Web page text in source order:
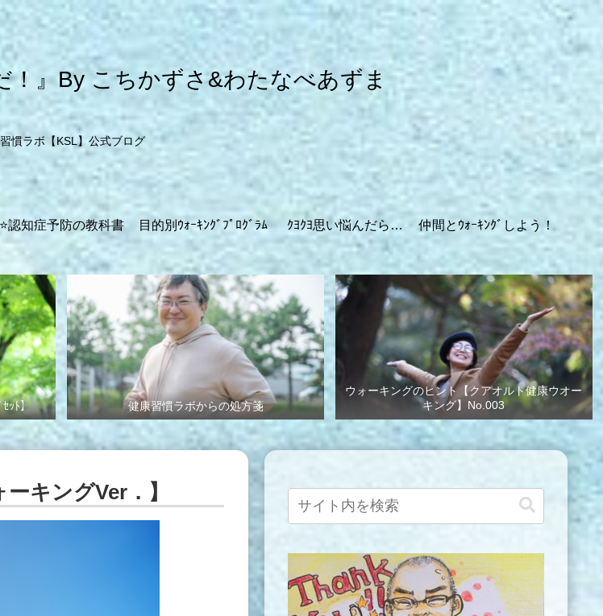
！』By こちかずさ&わたなべあずま
慣ラボ【KSL】公式ブログ
⭐️認知症予防の教科書 目的別ｳｫｰｷﾝｸﾞﾌﾟﾛｸﾞﾗﾑ ｸﾖｸﾖ思い悩んだら… 仲間とｳｫｰｷﾝｸﾞしよう！
ｾｯﾄ】 健康習慣ラボからの処方箋
ウォーキングのヒント【クアオルト健康ウオー
キング】No.003
キングVer．】